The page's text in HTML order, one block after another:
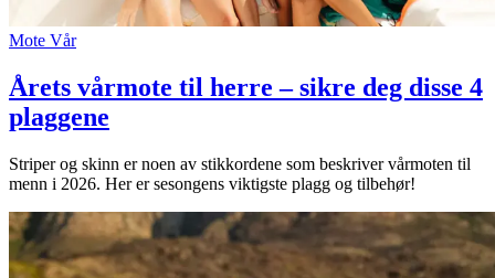
Mote Vår
Årets vårmote til herre – sikre deg disse 4
plaggene
Striper og skinn er noen av stikkordene som beskriver vårmoten til
menn i 2026. Her er sesongens viktigste plagg og tilbehør!